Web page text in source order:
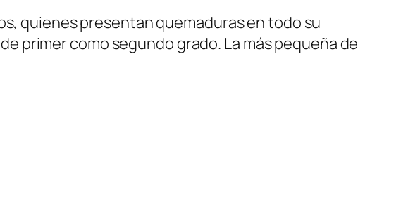
quienes presentan quemaduras en todo su
primer como segundo grado. La más pequeña de